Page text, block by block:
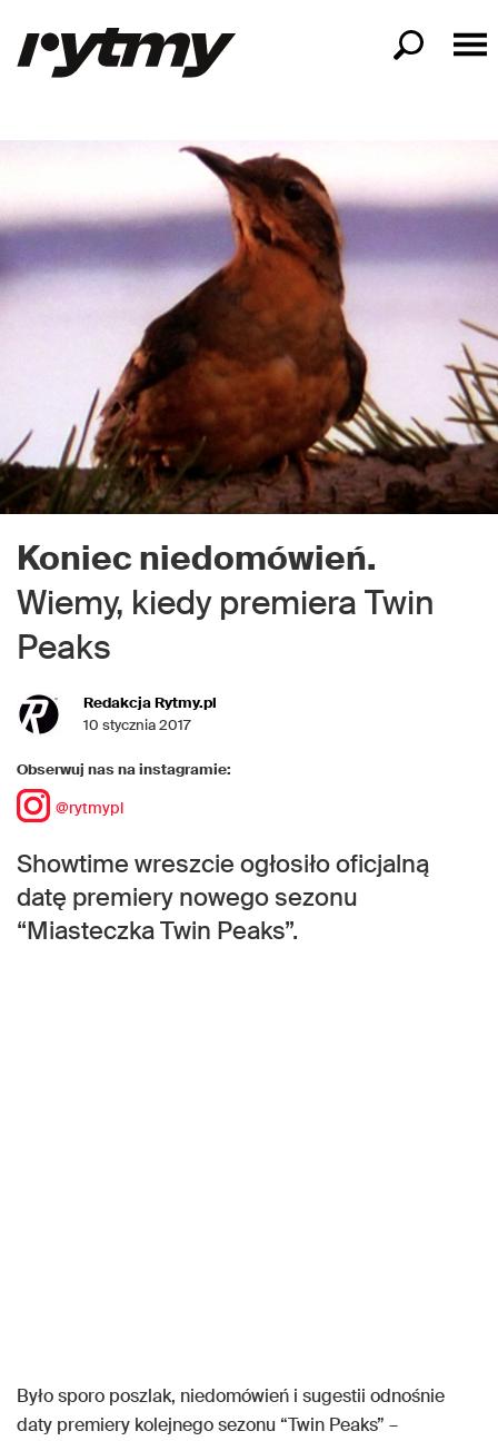
Koniec niedomówień.
Wiemy, kiedy premiera Twin
Peaks
Redakcja Rytmy.pl
10 stycznia 2017
Obserwuj nas na instagramie:
@rytmypl
Showtime wreszcie ogłosiło oficjalną
datę premiery nowego sezonu
“Miasteczka Twin Peaks”.
Było sporo poszlak, niedomówień i sugestii odnośnie
daty premiery kolejnego sezonu “Twin Peaks” –